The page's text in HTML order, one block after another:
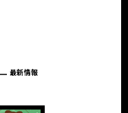
最新情報